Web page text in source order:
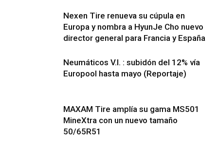
Nexen Tire renueva su cúpula en
Europa y nombra a HyunJe Cho nuevo
director general para Francia y España
Neumáticos V.I. : subidón del 12% vía
Europool hasta mayo (Reportaje)
MAXAM Tire amplía su gama MS501
MineXtra con un nuevo tamaño
50/65R51